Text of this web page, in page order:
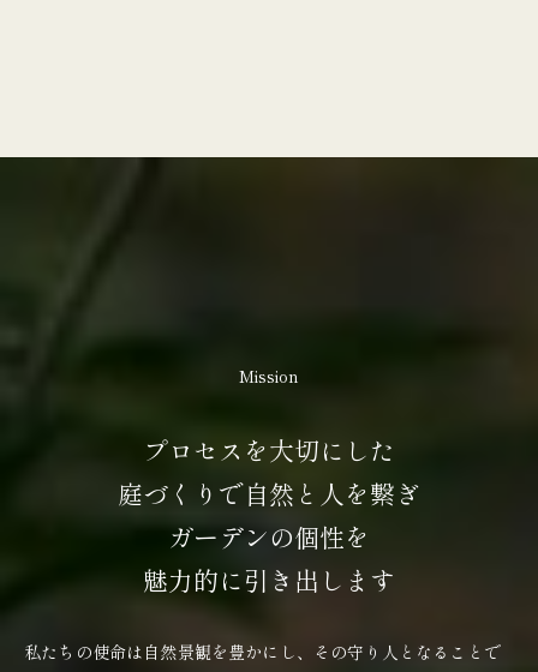
Mission
プロセスを大切にした
庭づくりで自然と人を繋ぎ
ガーデンの個性を
魅力的に引き出します
私たちの使命は自然景観を豊かにし、その守り人となることで